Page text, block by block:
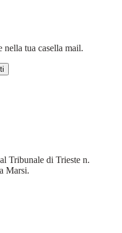
tua casella mail.
Tribunale di Trieste n.
Marsi.